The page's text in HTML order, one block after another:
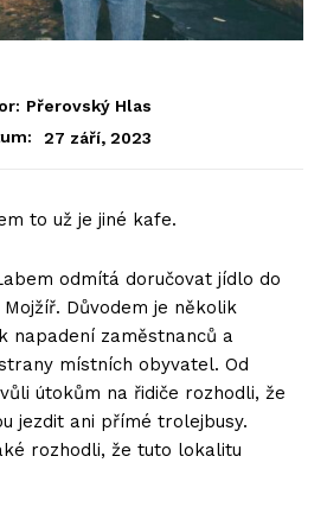
Přerovský Hlas
27 září, 2023
to už je jiné kafe.
odmítá doručovat jídlo do
Důvodem je několik
napadení zaměstnanců a
místních obyvatel. Od
útokům na řidiče rozhodli, že
jezdit ani přímé trolejbusy.
rozhodli, že tuto lokalitu